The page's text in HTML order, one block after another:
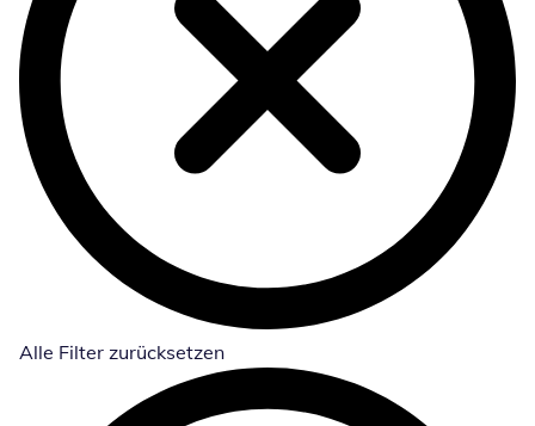
Alle Filter zurücksetzen